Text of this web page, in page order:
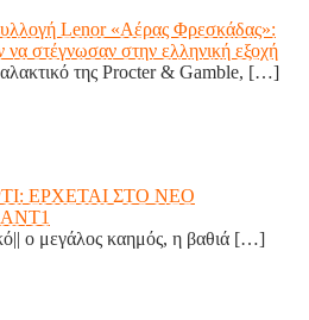
Lenor «Αέρας Φρεσκάδας»:
στέγνωσαν στην ελληνική εξοχή
της Procter & Gamble, […]
ΕΡΧΕΤΑΙ ΣΤΟ ΝΕΟ
ο μεγάλος καημός, η βαθιά […]